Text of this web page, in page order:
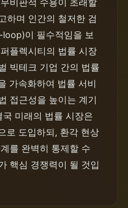
비판적 수용이 초래할
하며 인간의 철저한 검
이 필수적임을 보
플렉시티의 법률 시장
빅테크 기업 간의 법률
가속화하여 법률 서비
접근성을 높이는 계기
미래의 법률 시장은
로 도입하되, 환각 현상
를 완벽히 통제할 수
핵심 경쟁력이 될 것입